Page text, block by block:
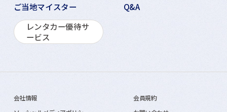
ご当地マイスター
Q&A
レンタカー優待サ
ービス
会社情報
会員規約